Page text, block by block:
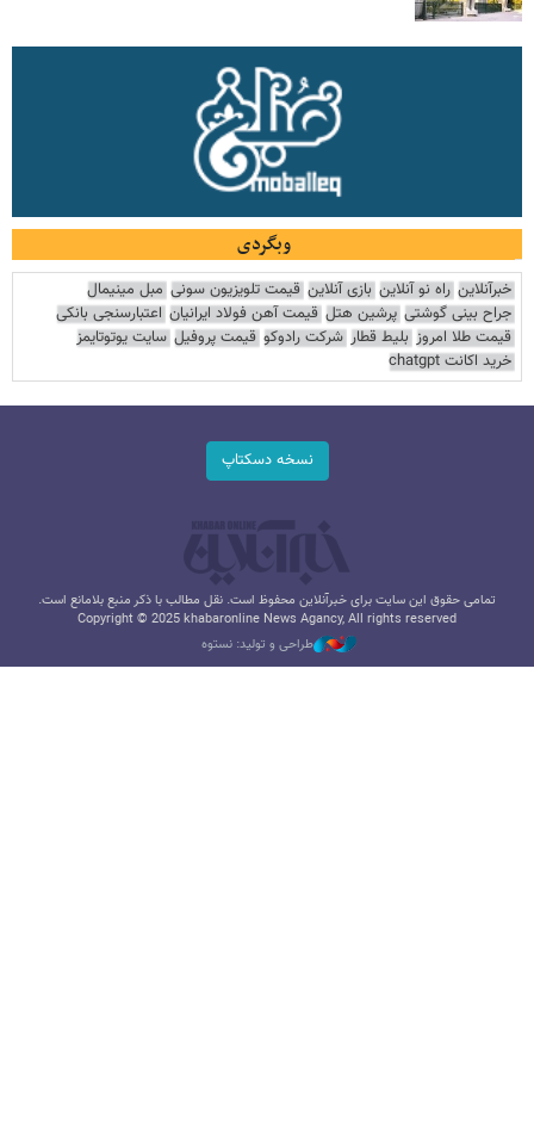
وبگردی
خبرآنلاین راه نو آنلاین بازی آنلاین قیمت تلویزیون سونی مبل مینیمال
جراح بینی گوشتی پرشین هتل قیمت آهن فولاد ایرانیان اعتبارسنجی بانکی
قیمت طلا امروز بلیط قطار شرکت رادوکو قیمت پروفیل سایت یوتوتایمز
خرید اکانت chatgpt
نسخه دسکتاپ
تمامی حقوق این سایت برای خبرآنلاین محفوظ است. نقل مطالب با ذکر منبع بلامانع است.
Copyright © 2025 khabaronline News Agancy, All rights reserved
طراحی و تولید: نستوه